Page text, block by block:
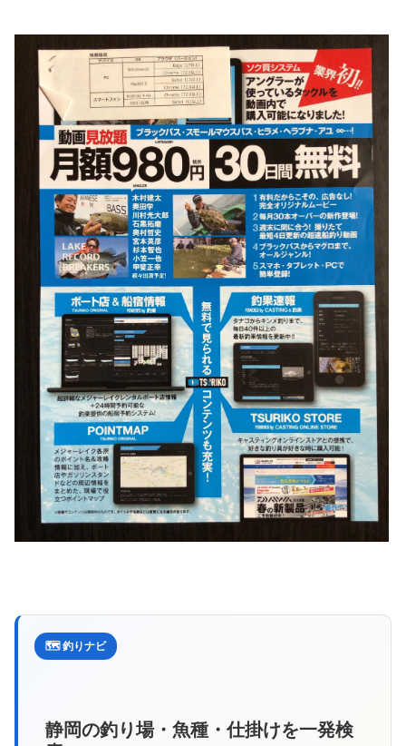
🗺️ 釣りナビ
静岡の釣り場・魚種・仕掛けを一発検